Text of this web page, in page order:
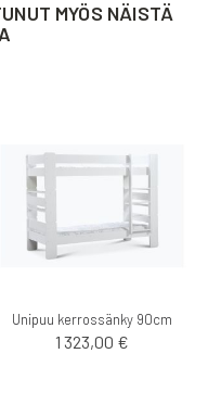
MYÖS NÄISTÄ
Unipuu kerrossänky 90cm
1 323,00 €